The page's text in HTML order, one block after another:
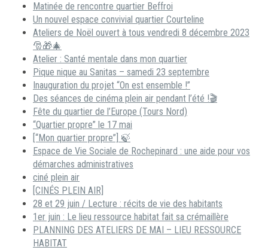
Matinée de rencontre quartier Beffroi
Un nouvel espace convivial quartier Courteline
Ateliers de Noël ouvert à tous vendredi 8 décembre 2023
🎅🎁🎄
Atelier : Santé mentale dans mon quartier
Pique nique au Sanitas – samedi 23 septembre
Inauguration du projet “On est ensemble !”
Des séances de cinéma plein air pendant l’été !🎬
Fête du quartier de l’Europe (Tours Nord)
“Quartier propre” le 17 mai
[“Mon quartier propre”] 🍃
Espace de Vie Sociale de Rochepinard : une aide pour vos
démarches administratives
ciné plein air
[CINÉS PLEIN AIR]
28 et 29 juin / Lecture : récits de vie des habitants
1er juin : Le lieu ressource habitat fait sa crémaillère
PLANNING DES ATELIERS DE MAI – LIEU RESSOURCE
HABITAT